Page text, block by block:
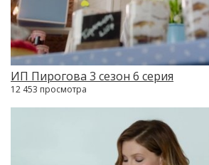
ИП Пирогова 3 сезон 6 серия
12 453 просмотра